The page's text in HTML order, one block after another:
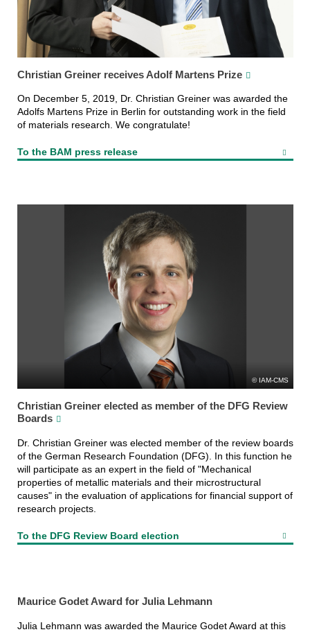
Christian Greiner receives Adolf Martens Prize
On December 5, 2019, Dr. Christian Greiner was awarded the
Adolfs Martens Prize in Berlin for outstanding work in the field
of materials research. We congratulate!
To the BAM press release
IAM-CMS
Christian Greiner elected as member of the DFG Review
Boards
Dr. Christian Greiner was elected member of the review boards
of the German Research Foundation (DFG). In this function he
will participate as an expert in the field of "Mechanical
properties of metallic materials and their microstructural
causes" in the evaluation of applications for financial support of
research projects.
To the DFG Review Board election
Maurice Godet Award for Julia Lehmann
Julia Lehmann was awarded the Maurice Godet Award at this